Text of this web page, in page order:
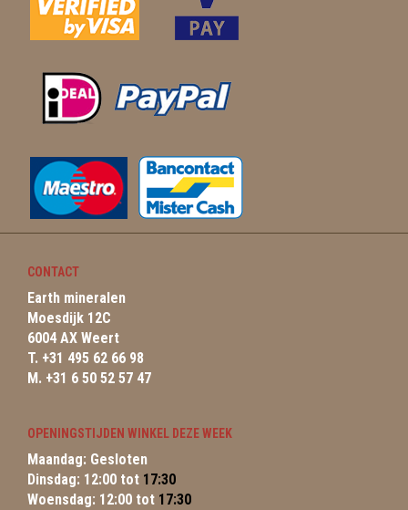
CONTACT
Earth mineralen
Moesdijk 12C
6004 AX Weert
T. +31 495 62 66 98
M. +31 6 50 52 57 47
OPENINGSTIJDEN WINKEL DEZE WEEK
Maandag: Gesloten
Dinsdag: 12:00 tot 17:30
Woensdag: 12:00 tot 17:30